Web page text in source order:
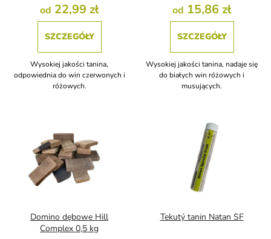
od 22,99 zł
SZCZEGÓŁY
Wysokiej jakości tanina,
odpowiednia do win czerwonych i
różowych.
od 15,86 zł
SZCZEGÓŁY
Wysokiej jakości tanina, nadaje się
do białych win różowych i
musujących.
Domino dębowe Hill
Complex 0,5 kg
Tekutý tanin Natan SF